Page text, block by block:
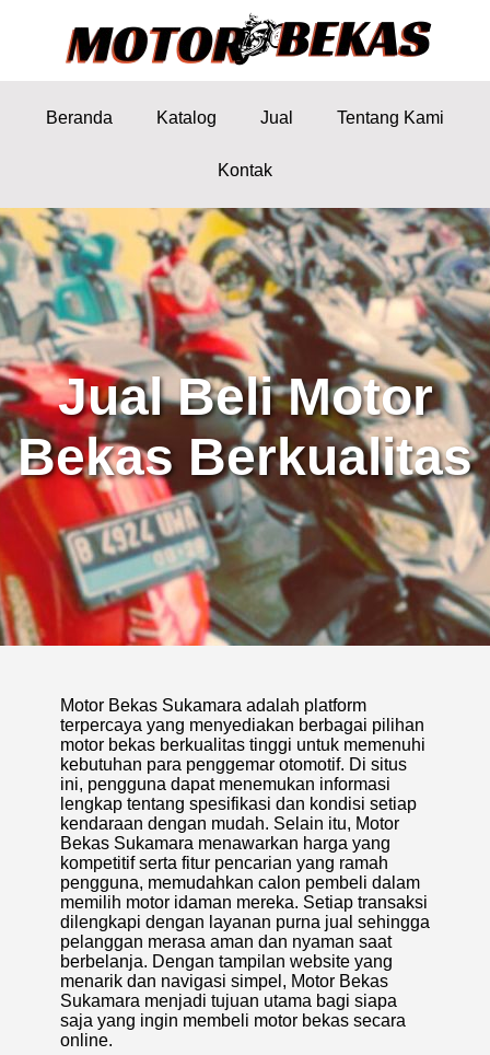
Beranda Katalog Jual Tentang Kami
Kontak
Jual Beli Motor
Bekas Berkualitas
Motor Bekas Sukamara adalah platform
terpercaya yang menyediakan berbagai pilihan
motor bekas berkualitas tinggi untuk memenuhi
kebutuhan para penggemar otomotif. Di situs
ini, pengguna dapat menemukan informasi
lengkap tentang spesifikasi dan kondisi setiap
kendaraan dengan mudah. Selain itu, Motor
Bekas Sukamara menawarkan harga yang
kompetitif serta fitur pencarian yang ramah
pengguna, memudahkan calon pembeli dalam
memilih motor idaman mereka. Setiap transaksi
dilengkapi dengan layanan purna jual sehingga
pelanggan merasa aman dan nyaman saat
berbelanja. Dengan tampilan website yang
menarik dan navigasi simpel, Motor Bekas
Sukamara menjadi tujuan utama bagi siapa
saja yang ingin membeli motor bekas secara
online.